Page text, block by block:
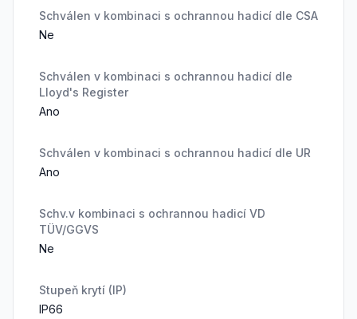
Schválen v kombinaci s ochrannou hadicí dle CSA
Ne
Schválen v kombinaci s ochrannou hadicí dle
Lloyd's Register
Ano
Schválen v kombinaci s ochrannou hadicí dle UR
Ano
Schv.v kombinaci s ochrannou hadicí VD
TÜV/GGVS
Ne
Stupeň krytí (IP)
IP66